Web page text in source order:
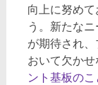
向上に努め
う。新たな
が期待され
おいて欠かせ
ント基板の